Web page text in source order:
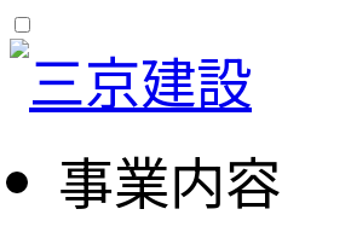
事業内容